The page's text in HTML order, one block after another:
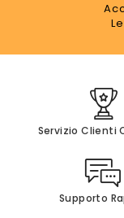
Servizio Clienti
Supporto